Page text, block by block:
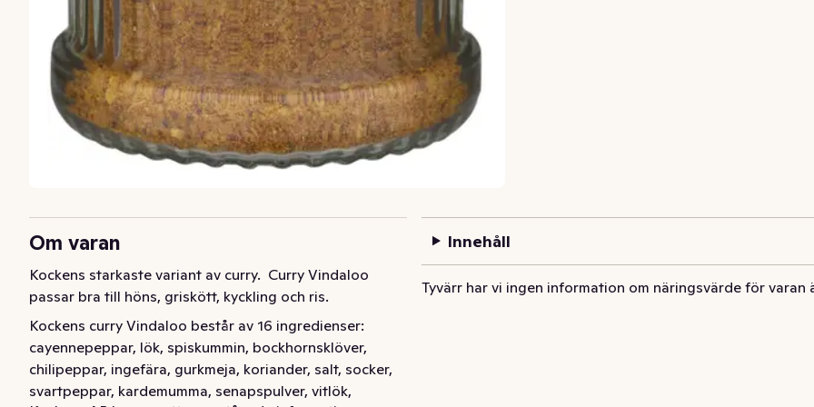
Om varan
Kockens starkaste variant av curry.  Curry Vindaloo
passar bra till höns, griskött, kyckling och ris.
Kockens curry Vindaloo består av 16 ingredienser:
cayennepeppar, lök, spiskummin, bockhornsklöver,
chilipeppar, ingefära, gurkmeja, koriander, salt, socker,
svartpeppar, kardemumma, senapspulver, vitlök,
Innehåll
Tyvärr har vi ingen information om näringsvärde för varan